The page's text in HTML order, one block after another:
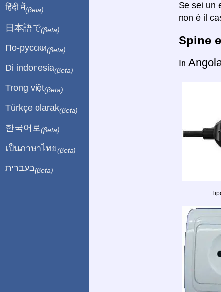
Se sei un
non è il
Spine
In
हिंदी में(βeta)
日本語で(βeta)
По-русски(βeta)
Di indonesia(βeta)
Trong việt(βeta)
Türkçe olarak(βeta)
한국어로 (βeta)
เป็นภาษาไทย(βeta)
בעברית(βeta)